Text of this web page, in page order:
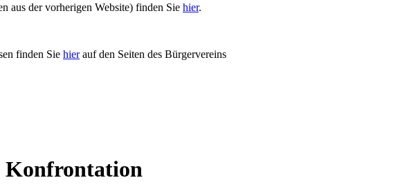
aus der vorherigen Website) finden Sie hier.
finden Sie hierauf den Seiten des Bürgervereins
Konfrontation